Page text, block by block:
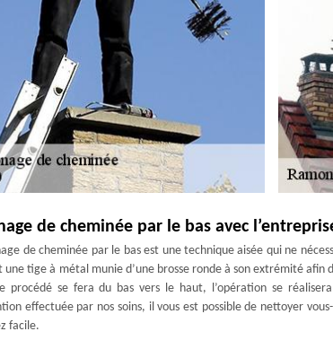
de cheminée par le bas avec
de cheminée par le bas est une technique aisée qui ne
une tige à métal munie d’une brosse ronde à son extrémité afin
procédé se fera du bas vers le haut, l’opération se
effectuée par nos soins, il vous est possible de nettoyer
facile.